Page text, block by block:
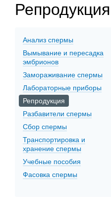
Репродукция
Анализ спермы
Вымывание и пересадка
эмбрионов
Замораживание спермы
Лабораторные приборы
Репродукция
Разбавители спермы
Сбор спермы
Транспортировка и
хранение спермы
Учебные пособия
Фасовка спермы